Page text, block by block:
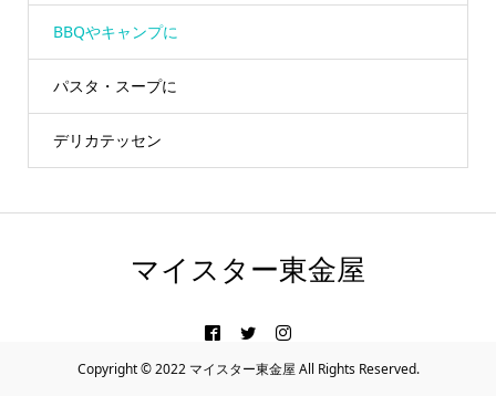
BBQやキャンプに
パスタ・スープに
デリカテッセン
マイスター東金屋
Copyright © 2022 マイスター東金屋 All Rights Reserved.